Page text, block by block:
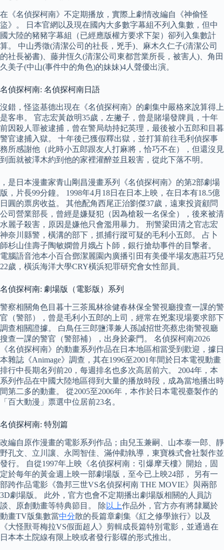
在《名偵探柯南》不定期播放，實際上劇情改編自《神偷怪
盜》。 日本官網以及現在國內大多數字幕組不列入集數，但中
國大陸的豬豬字幕組（已經應版權方要求下架）卻列入集數計
算。 中山秀徵(清潔公司的社長，兇手)、麻木久仁子(清潔公司
的社長祕書)、藤井恆久(清潔公司東都営業所長，被害人)、角田
久美子(中山(事件中的角色)的妹妹)4人聲優出演。
名偵探柯南: 名偵探柯南日語
沒錯，怪盜基德出現在《名偵探柯南》的劇集中嚴格來說算得上
是客串。 官志宏黃啟明35歲，左撇子，曾是賭場發牌員，十年
前因殺人罪被逮捕，曾在警局劫持妃英理，最後被小五郎和目暮
警官逮捕入獄。 十年後已獲假釋出獄，並打算前往毛利偵探事
務所感謝他（此時小五郎跟友人打麻將，恰巧不在），但還沒見
到面就被澤木約到他的家裡灌醉並且殺害，從此下落不明。
，是日本漫畫家青山剛昌漫畫系列《名偵探柯南》的第2部劇場
版，片長99分鐘。 1998年4月18日在日本上映，在日本有18.5億
日圓的票房收益。 其他配角西尾正治劉傑37歲，遠東投資顧問
公司營業部長，曾經是嫌疑犯（因為槍殺一名保全），後來被清
水麗子殺害，原因是嫌他只會濫用暴力。 刑警梁田清之官志宏
神奈川縣警，橫溝的部下，抓捕行蹤可疑的毛利小五郎。 占卜
師杉山佳壽子陶敏嫻曾月娥占卜師，銀行搶劫事件的目撃者。
電腦語音池本小百合鄧潔麗園內廣播引田有美優半場友惠莊巧兒
22歲，橫浜海洋大學CRY橫浜犯罪研究會女性部員。
名偵探柯南: 劇場版（電影版）系列
警察相關角色目暮十三茶風林徐健春林保全警視廳搜查一課的警
官（警部），曾是毛利小五郎的上司，經常在兇案現場要求部下
調查相關證據。 白鳥任三郎鹽澤兼人孫誠招世亮蔡忠衛警視廳
搜查一課的警官（警部補），出身於豪門。 名偵探柯南2026
《名偵探柯南》的動畫系列作品在日本地區相當受到歡迎，據日
本雜誌《Animage》調查，其在1996至2001年間於日本電視動畫
排行中長期名列前20，每週排名也多次高居前六。 2004年，本
系列作品在中國大陸地區得到大量的播放時段，成為當地播出時
間第二多的動畫。 從2005至2006年，本作於日本電視臺製作的
「百大動漫」票選中位居前23名。
名偵探柯南: 特別篇
改編自原作漫畫的電影系列作品；由兒玉兼嗣、山本泰一郎、靜
野孔文、立川讓、永岡智佳、滿仲勸執導，東寶株式會社製作並
發行。 自從1997年上映《名偵探柯南：引爆摩天樓》開始，固
定於每年的黃金週上映一部劇場版，至今已上映24部， 另有一
部跨作品電影《魯邦三世VS名偵探柯南 THE MOVIE》與兩部
3D劇場版。 此外，官方也會不定期播出劇場版相關的人員訪
談、原創動畫等特典節目。 除 以上作品外，官方亦有將隸屬於
動畫TV版集數當中分散的長篇章劇集《紅之修學旅行》以及
《大怪獸哥梅拉VS假面超人》剪輯成長篇特別電影，並通過在
日本本土院線有限上映或者發行影碟的形式推出。